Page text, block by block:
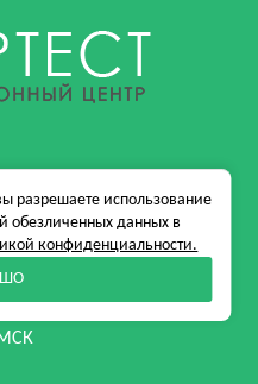
МСК
разрешаете использование
обезличенных данных в
конфиденциальности.